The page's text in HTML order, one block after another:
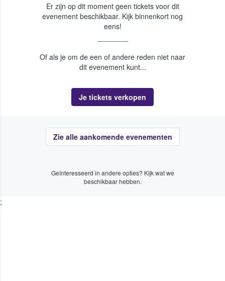
Er zijn op dit moment geen tickets voor dit
evenement beschikbaar. Kijk binnenkort nog
eens!
Of als je om de een of andere reden niet naar
dit evenement kunt...
Je tickets verkopen
Zie alle aankomende evenementen
Geïnteresseerd in andere opties? Kijk wat we
beschikbaar hebben.
;